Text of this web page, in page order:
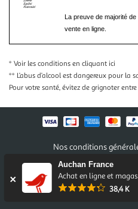
Auchan France
Achat en ligne et
38,4 K
La preuve de majorité
vente en ligne.
* Voir les conditions en cliquant ici
** L’abus d’alcool est dangereux pour la
Pour votre santé, évitez de grignoter entre
Nos conditions
Conditions des offres et
Politique de confidentialité
Auchan 2026 ©